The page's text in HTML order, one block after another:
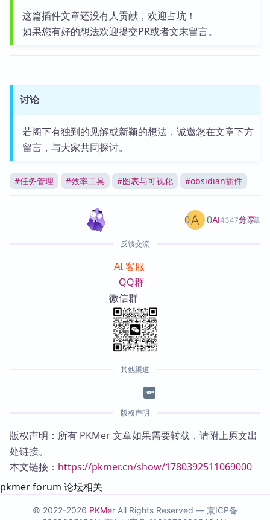
这篇插件文章还没有人贡献，欢迎占坑！
如果您有好的想法欢迎提交PR或者文末留言。
讨论
若阁下有独到的见解或新颖的想法，诚邀您在文章下方
留言，与大家共同探讨。
#任务管理 #效率工具 #图表与可视化 #obsidian插件
AI4347篇文章
0 0 分享
反馈交流
AI 客服
QQ群
微信群
其他渠道
版权声明
版权声明：所有 PKMer 文章如果需要转载，请附上原文出
处链接。
本文链接： https://pkmer.cn/show/1780392511069000
pkmer forum 论坛相关
© 2022-2026 PKMer All Rights Reserved — 京ICP备